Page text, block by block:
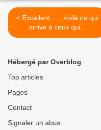
< Excellent.......voilà ce qui
arrive à ceux qui...
Hébergé par Overblog
Top articles
Pages
Contact
Signaler un abus